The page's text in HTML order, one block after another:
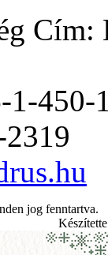
Cím:
1-450-
jog fenntartva.